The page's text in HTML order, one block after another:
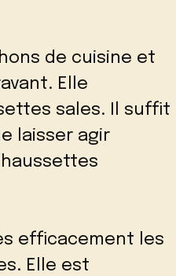
de cuisine et
Elle
sales. Il suffit
laisser agir
efficacement les
Elle est